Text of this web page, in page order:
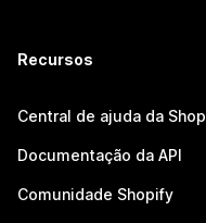
Recursos
Central de ajuda da
Documentação da API
Comunidade Shopify